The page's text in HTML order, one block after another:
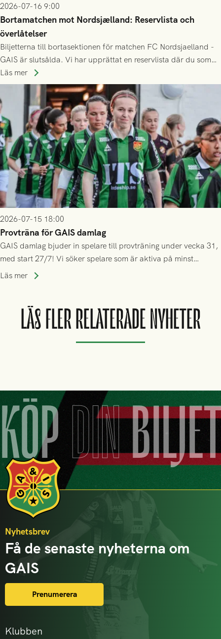
2026-07-16 9:00
Bortamatchen mot Nordsjælland: Reservlista och
överlåtelser
Biljetterna till bortasektionen för matchen FC Nordsjaelland -
GAIS är slutsålda. Vi har upprättat en reservlista där du som
ännu inte har någon biljett kan anmäla ditt intresse. Du kan
inte själv överlåta din biljett till någon annan.
Läs mer
2026-07-15 18:00
Provträna för GAIS damlag
GAIS damlag bjuder in spelare till provträning under vecka 31,
med start 27/7! Vi söker spelare som är aktiva på minst
division 3-nivå.
Läs mer
LÄS FLER RELATERADE NYHETER
KÖPDIN
Klubben
Nyhetsbrev
Få de senaste nyheterna om
GAIS
Prenumerera